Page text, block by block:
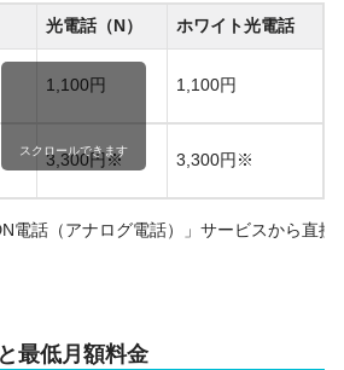
光電話（N） ホワイト光電話
1,100円 1,100円
3,300円※ 3,300円※
電話（アナログ電話）」サービスから直接
スクロールできます
最低月額料金